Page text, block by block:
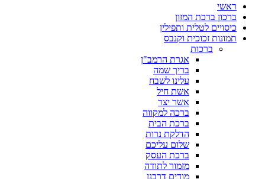
ראשי
ברכון ברכת המזון
כיסויים לטלית ותפילין
תמונות זכוכית וקנבס
ברכות
אגרת הרמב"ן
בריך שמה
עלינו לשבח
אשת חיל
אשר יצר
ברכה למקווה
ברכת הבית
הדלקת נרות
שלום עליכם
ברכת העסק
מזמור לתודה
מודים דרבנן